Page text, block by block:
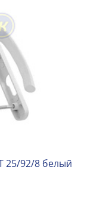
25/92/8 белый